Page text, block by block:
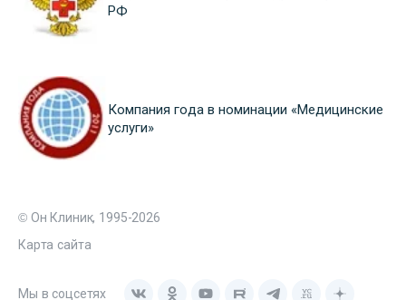
РФ
Компания года в номинации «Медицинские
услуги»
© Он Клиник, 1995-2026
Карта сайта
Мы в соцсетях